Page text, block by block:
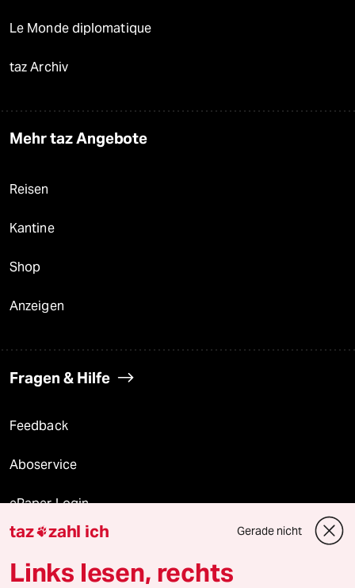
Le Monde diplomatique
taz Archiv
Mehr taz Angebote
Reisen
Kantine
Shop
Anzeigen
Fragen & Hilfe
Feedback
Aboservice
ePaper Login
Downloads für Abonnierende
taz zahl ich Gerade nicht
Links lesen, rechts